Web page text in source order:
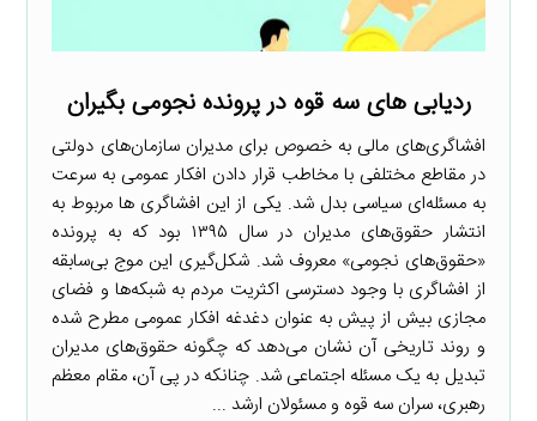
ردیابی های سه قوه در پرونده نجومی بگیران
افشاگری‌های مالی به خصوص برای مدیران سازمان‌های دولتی
در مقاطع مختلفی با مخاطب قرار دادن افکار عمومی به سرعت
به مسئله‌ای سیاسی بدل شد. یکی از این افشاگری ها مربوط به
انتشار حقوق‌های مدیران در سال ۱۳۹۵ بود که به پرونده
«حقوق‌های نجومی» معروف شد. شکل‌گیری این موج بی‌سابقه
از افشاگری با وجود دسترسی اکثریت مردم به شبکه‌ها و فضای
مجازی بیش از پیش به عنوان دغدغه افکار عمومی مطرح شده
و روند تاریخی آن نشان می‌دهد که چگونه حقوق‌های مدیران
تبدیل به یک مسئله اجتماعی شد. چنانکه در پی آن، مقام معظم
رهبری، سران سه قوه و مسئولان ارشد ...